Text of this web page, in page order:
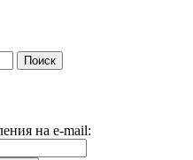
на e-mail: